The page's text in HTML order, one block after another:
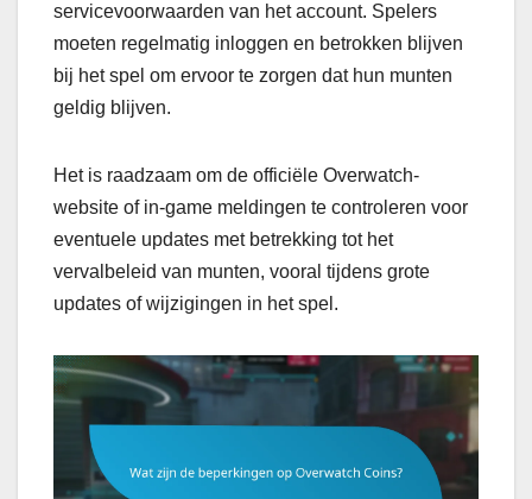
servicevoorwaarden van het account. Spelers
moeten regelmatig inloggen en betrokken blijven
bij het spel om ervoor te zorgen dat hun munten
geldig blijven.
Het is raadzaam om de officiële Overwatch-
website of in-game meldingen te controleren voor
eventuele updates met betrekking tot het
vervalbeleid van munten, vooral tijdens grote
updates of wijzigingen in het spel.